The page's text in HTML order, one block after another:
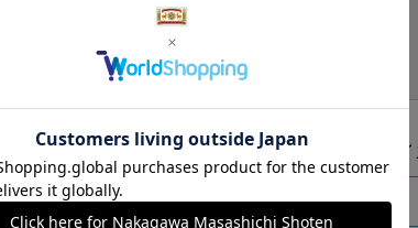
手提げ袋（有料）はこちら
S・M・Lの3つサイズをご用意しております。
任せ
る
Sサ